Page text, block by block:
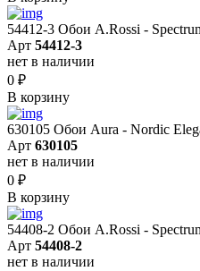
54412-3 Обои A.Rossi -
Арт 54412-3
нет в наличии
0 ₽
В корзину
630105 Обои Aura - Nordic
Арт 630105
нет в наличии
0 ₽
В корзину
54408-2 Обои A.Rossi -
Арт 54408-2
нет в наличии